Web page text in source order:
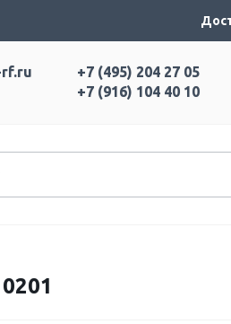
+7 (495) 204 27 05
+7 (916) 104 40 10